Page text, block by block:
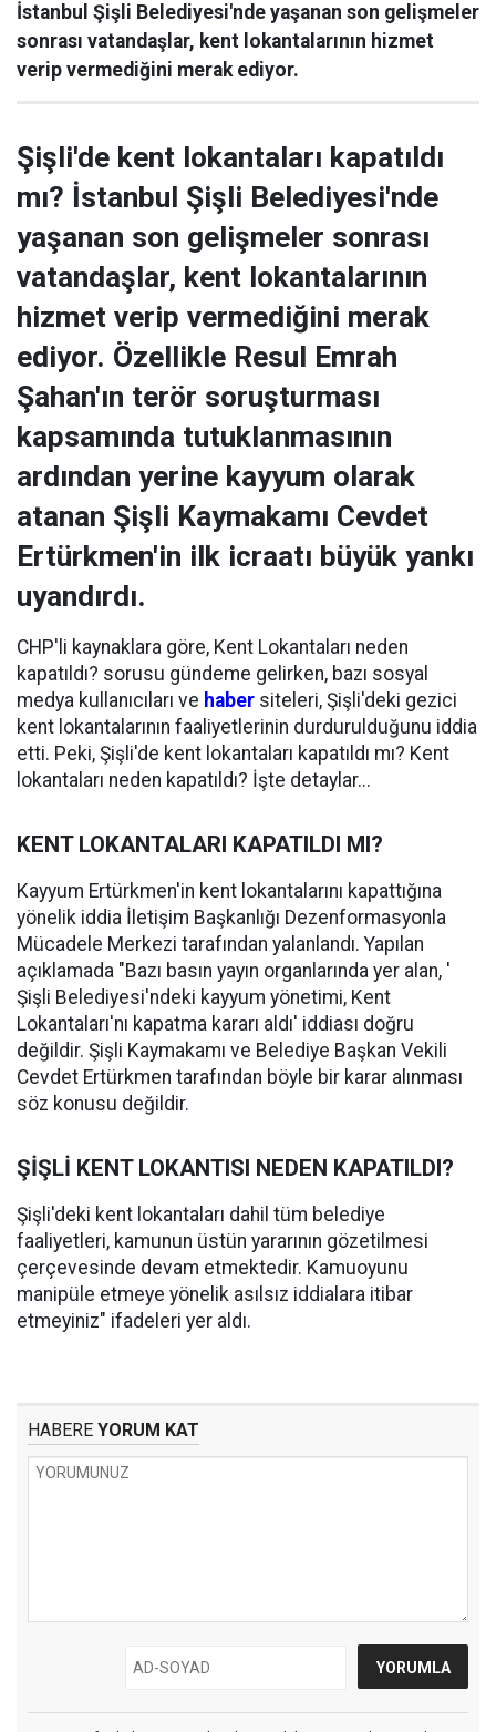
İstanbul Şişli Belediyesi'nde yaşanan son gelişmeler
sonrası vatandaşlar, kent lokantalarının hizmet
verip vermediğini merak ediyor.
Şişli'de kent lokantaları kapatıldı
mı? İstanbul Şişli Belediyesi'nde
yaşanan son gelişmeler sonrası
vatandaşlar, kent lokantalarının
hizmet verip vermediğini merak
ediyor. Özellikle Resul Emrah
Şahan'ın terör soruşturması
kapsamında tutuklanmasının
ardından yerine kayyum olarak
atanan Şişli Kaymakamı Cevdet
Ertürkmen'in ilk icraatı büyük yankı
uyandırdı.
CHP'li kaynaklara göre, Kent Lokantaları neden
kapatıldı? sorusu gündeme gelirken, bazı sosyal
medya kullanıcıları ve haber siteleri, Şişli'deki gezici
kent lokantalarının faaliyetlerinin durdurulduğunu iddia
etti. Peki, Şişli'de kent lokantaları kapatıldı mı? Kent
lokantaları neden kapatıldı? İşte detaylar...
KENT LOKANTALARI KAPATILDI MI?
Kayyum Ertürkmen'in kent lokantalarını kapattığına
yönelik iddia İletişim Başkanlığı Dezenformasyonla
Mücadele Merkezi tarafından yalanlandı. Yapılan
açıklamada "Bazı basın yayın organlarında yer alan, '
Şişli Belediyesi'ndeki kayyum yönetimi, Kent
Lokantaları'nı kapatma kararı aldı' iddiası doğru
değildir. Şişli Kaymakamı ve Belediye Başkan Vekili
Cevdet Ertürkmen tarafından böyle bir karar alınması
söz konusu değildir.
ŞİŞLİ KENT LOKANTISI NEDEN KAPATILDI?
Şişli'deki kent lokantaları dahil tüm belediye
faaliyetleri, kamunun üstün yararının gözetilmesi
çerçevesinde devam etmektedir. Kamuoyunu
manipüle etmeye yönelik asılsız iddialara itibar
etmeyiniz" ifadeleri yer aldı.
HABERE YORUM KAT